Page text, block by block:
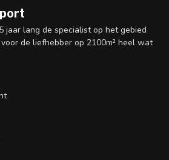
jaar lang de specialist op het gebied
de liefhebber op 2100m² heel wat